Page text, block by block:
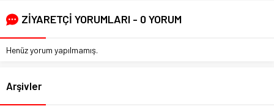
ZİYARETÇİ YORUMLARI - 0 YORUM
Henüz yorum yapılmamış.
Arşivler